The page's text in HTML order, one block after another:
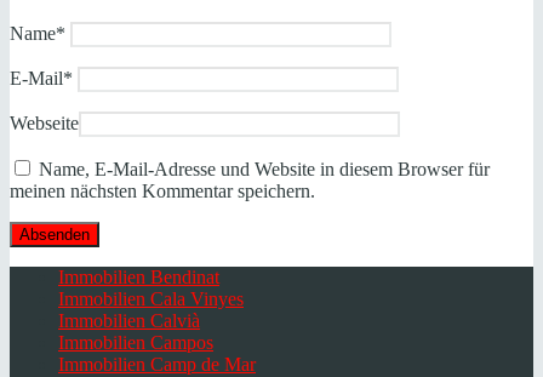
Name*
E-Mail*
Webseite
Name, E-Mail-Adresse und Website in diesem Browser für
meinen nächsten Kommentar speichern.
Immobilien Bendinat
Immobilien Cala Vinyes
Immobilien Calvià
Immobilien Campos
Immobilien Camp de Mar